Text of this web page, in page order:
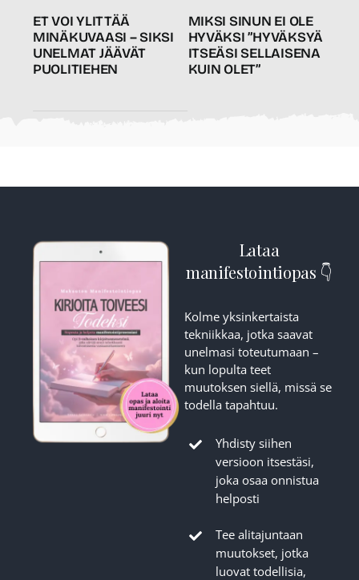
ET VOI YLITTÄÄ
MINÄKUVAASI – SIKSI
UNELMAT JÄÄVÄT
PUOLITIEHEN
MIKSI SINUN EI OLE
HYVÄKSI ”HYVÄKSYÄ
ITSEÄSI SELLAISENA
KUIN OLET”
Lataa
manifestointiopas 👇
Kolme yksinkertaista
tekniikkaa, jotka saavat
unelmasi toteutumaan –
kun lopulta teet
muutoksen siellä, missä se
todella tapahtuu.
Yhdisty siihen
versioon itsestäsi,
joka osaa onnistua
helposti
Tee alitajuntaan
muutokset, jotka
luovat todellisia,